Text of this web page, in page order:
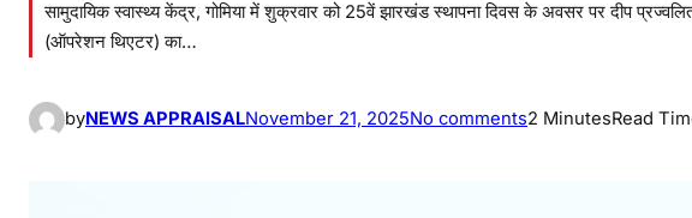
सामुदायिक स्वास्थ्य केंद्र, गोमिया में शुक्रवार को 25वें झारखंड स्थापना दिवस के अवसर पर दीप
(ऑपरेशन थिएटर) का…
byNEWS APPRAISALNovember 21, 2025No commentso
2 MinutesRead